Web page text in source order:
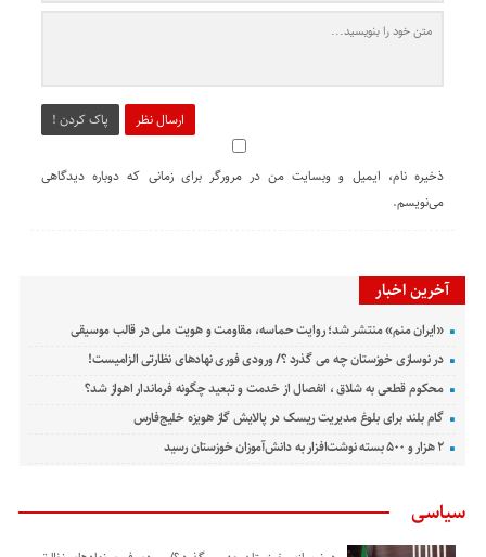
ارسال نظر پاک کردن !
ذخیره نام، ایمیل و وبسایت من در مرورگر برای زمانی که دوباره دیدگاهی
می‌نویسم.
آخرین اخبار
«ایران منم» منتشر شد؛ روایت حماسه، مقاومت و هویت ملی در قالب موسیقی
در نوسازی خوزستان چه می گذرد ؟/ ورودی فوری نهادهای نظارتی الزامیست!
محکوم قطعی به شلاق ، انفصال از خدمت و تبعید چگونه فرماندار اهواز شد؟
گام بلند برای بلوغ مدیریت ریسک در پالایش گاز هویزه خلیج‌فارس
۲ هزار و ۵۰۰ بسته نوشت‌افزار به دانش‌آموزان خوزستان رسید
سیاسی